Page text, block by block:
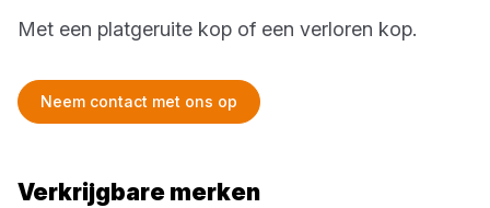
Met een platgeruite kop of een verloren kop.
Neem contact met ons op
Verkrijgbare merken